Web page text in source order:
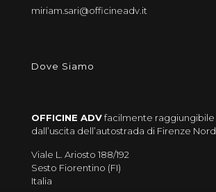
miriam.sari@officineadv.it
Dove Siamo
OFFICINE ADVfacilmente raggiungibile
dall’uscita dell’autostrada di Firenze Nord.
Viale L. Ariosto 188/192
Sesto Fiorentino (FI)
Italia